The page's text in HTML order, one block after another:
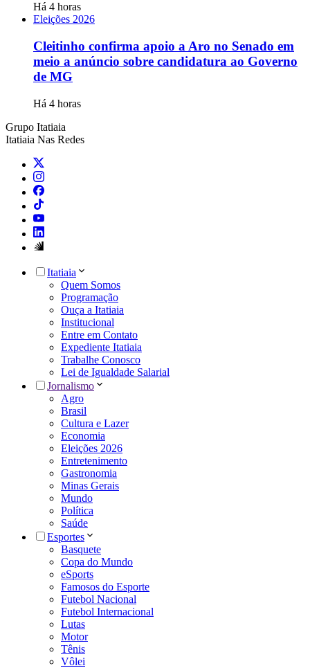
Há 4 horas
Eleições 2026
Cleitinho confirma apoio a Aro no Senado em
meio a anúncio sobre candidatura ao Governo
de MG
Há 4 horas
Grupo Itatiaia
Itatiaia Nas Redes
Itatiaia
Quem Somos
Programação
Ouça a Itatiaia
Institucional
Entre em Contato
Expediente Itatiaia
Trabalhe Conosco
Lei de Igualdade Salarial
Jornalismo
Agro
Brasil
Cultura e Lazer
Economia
Eleições 2026
Entretenimento
Gastronomia
Minas Gerais
Mundo
Política
Saúde
Esportes
Basquete
Copa do Mundo
eSports
Famosos do Esporte
Futebol Nacional
Futebol Internacional
Lutas
Motor
Tênis
Vôlei